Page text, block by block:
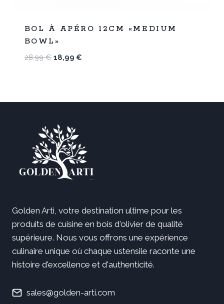
-
34
BOL À APÉRO 12CM «MEDIUM
BOWL»
28,99€ Le
28,99 €.
18,99 €Le
18,99 €.
Golden Arti, votre destination ultime pour les
produits de cuisine en bois d'olivier de qualité
supérieure. Nous vous offrons une expérience
culinaire unique où chaque ustensile raconte une
histoire d'excellence et d'authenticité.
sales@golden-arti.com